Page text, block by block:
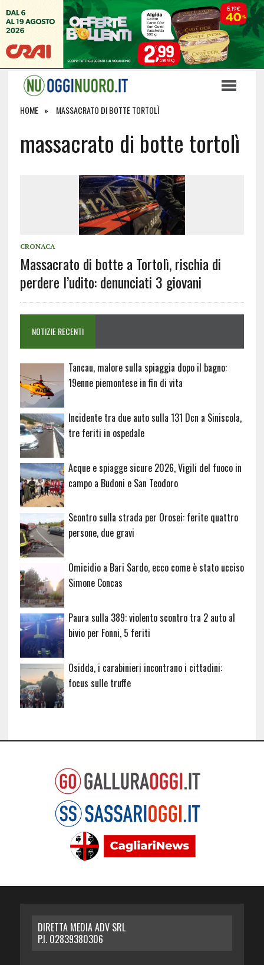
HOME MASSACRATO DI BOTTE TORTOLÌ
massacrato di botte tortolì
CRONACA
Massacrato di botte a Tortolì, rischia di
perdere l’udito: denunciati 3 giovani
NOTIZIE RECENTI
Tancau, malore sulla spiaggia dopo il bagno:
19enne piemontese in fin di vita
Incidente tra due auto sulla 131 Dcn a Siniscola,
tre feriti in ospedale
Acque e spiagge sicure 2026, Vigili del fuoco in
campo a Budoni e San Teodoro
Scontro sulla strada per Orosei: ferite quattro
persone, due gravi
Omicidio a Bari Sardo, ecco come è stato ucciso
Simone Concas
Paura sulla 389: violento scontro tra 2 auto al
bivio per Fonni, 5 feriti
Osidda, i carabinieri incontrano i cittadini:
focus sulle truffe
DIRETTA MEDIA ADV SRL
P.I. 02839380306